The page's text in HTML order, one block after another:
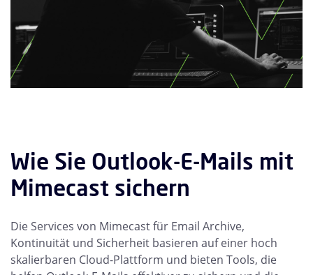
Wie Sie Outlook-E-Mails mit
Mimecast sichern
Die Services von Mimecast für Email Archive,
Kontinuität und Sicherheit basieren auf einer hoch
skalierbaren Cloud-Plattform und bieten Tools, die